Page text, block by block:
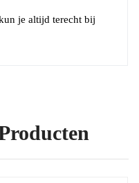
je altijd terecht bij